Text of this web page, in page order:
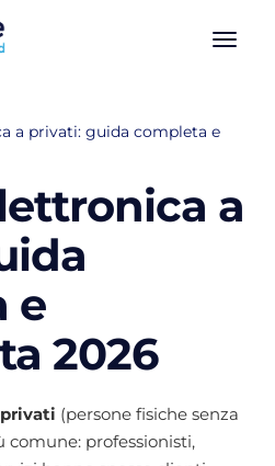
a privati: guida completa e
a
e
2026
(persone fisiche senza
comune: professionisti,